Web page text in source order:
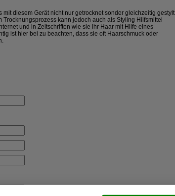
diesem Gerät nicht nur getrocknet sonder gleichzeitig gestylt
kann jedoch auch als Styling Hilfsmittel
und in Zeitschriften wie sie ihr Haar mit Hilfe eines
ist hier bei zu beachten, dass sie oft Haarschmuck oder